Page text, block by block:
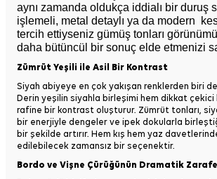
aynı zamanda oldukça iddialı bir duruş
işlemeli, metal detaylı ya da modern
tercih ettiyseniz gümüş tonları
daha bütüncül bir sonuç elde etmenizi
Zümrüt Yeşili ile Asil Bir Kontrast
Siyah abiyeye en çok yakışan renklerden biri
Derin yeşilin siyahla birleşimi hem dikkat çekici
rafine bir kontrast oluşturur. Zümrüt tonları,
bir enerjiyle dengeler ve ipek dokularla
bir şekilde artırır. Hem kış hem yaz
edilebilecek zamansız bir seçenektir.
Bordo ve Vişne Çürüğünün Dramatik